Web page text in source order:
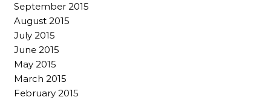
September 2015
August 2015
July 2015
June 2015
May 2015
March 2015
February 2015